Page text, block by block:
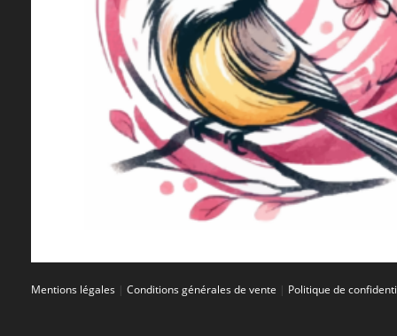
Mentions légales | Conditions générales de vente | Politique de